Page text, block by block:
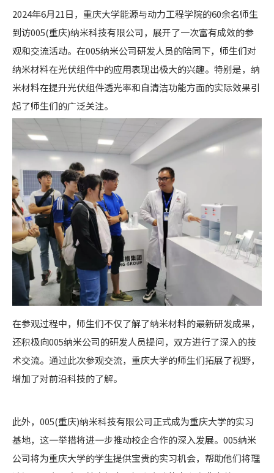
2024年6月21日，重庆大学能源与动力工程学院的60余名师生
到访005(重庆)纳米科技有限公司，展开了一次富有成效的参
观和交流活动。在005纳米公司研发人员的陪同下，师生们对
纳米材料在光伏组件中的应用表现出极大的兴趣。特别是，纳
米材料在提升光伏组件透光率和自清洁功能方面的实际效果引
起了师生们的广泛关注。
在参观过程中，师生们不仅了解了纳米材料的最新研发成果，
还积极向005纳米公司的研发人员提问，双方进行了深入的技
术交流。通过此次参观交流，重庆大学的师生们拓展了视野，
增加了对前沿科技的了解。
此外，005(重庆)纳米科技有限公司正式成为重庆大学的实习
基地，这一举措将进一步推动校企合作的深入发展。005纳米
公司将为重庆大学的学生提供宝贵的实习机会，帮助他们将理